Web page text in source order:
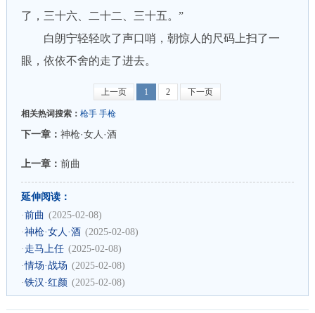
了，三十六、二十二、三十五。”
白朗宁轻轻吹了声口哨，朝惊人的尺码上扫了一
眼，依依不舍的走了进去。
上一页 1 2 下一页
相关热词搜索： 枪手 手枪
下一章： 神枪·女人·酒
上一章： 前曲
延伸阅读：
·前曲 (2025-02-08)
·神枪·女人·酒 (2025-02-08)
· 走马上任 (2025-02-08)
·情场·战场 (2025-02-08)
·铁汉·红颜 (2025-02-08)